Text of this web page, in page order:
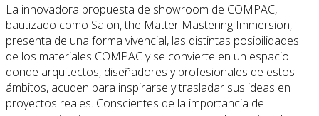
La innovadora propuesta de showroom de COMPAC,
bautizado como Salon, the Matter Mastering Immersion,
presenta de una forma vivencial, las distintas posibilidades
de los materiales COMPAC y se convierte en un espacio
donde arquitectos, diseñadores y profesionales de estos
ámbitos, acuden para inspirarse y trasladar sus ideas en
proyectos reales. Conscientes de la importancia de